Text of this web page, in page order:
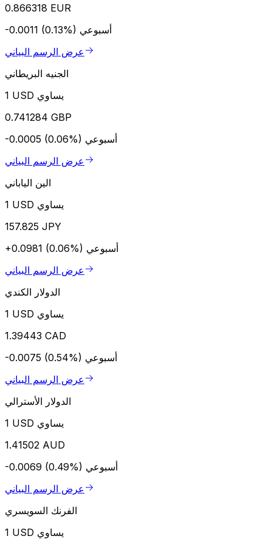
0.866318 EUR
-0.0011 (0.13%) أسبوعي
عرض الرسم البياني
الجنيه البريطاني
1 USD يساوي
0.741284 GBP
-0.0005 (0.06%) أسبوعي
عرض الرسم البياني
الين الياباني
1 USD يساوي
157.825 JPY
+0.0981 (0.06%) أسبوعي
عرض الرسم البياني
الدولار الكندي
1 USD يساوي
1.39443 CAD
-0.0075 (0.54%) أسبوعي
عرض الرسم البياني
الدولار الأسترالي
1 USD يساوي
1.41502 AUD
-0.0069 (0.49%) أسبوعي
عرض الرسم البياني
الفرنك السويسري
1 USD يساوي